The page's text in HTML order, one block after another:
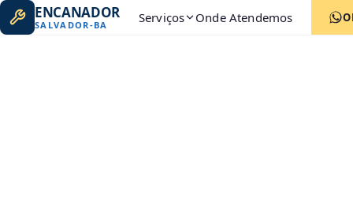
ENCANADOR
SALVADOR-BA Serviços Onde Atendemos